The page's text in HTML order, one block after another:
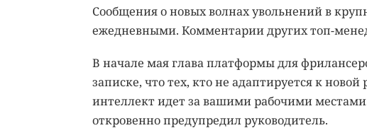
Сообщения о новых волнах увольнений в
ежедневными. Комментарии других топ-
В начале мая глава платформы для
записке, что тех, кто не адаптируется к
интеллект идет за вашими рабочими
откровенно предупредил руководитель.